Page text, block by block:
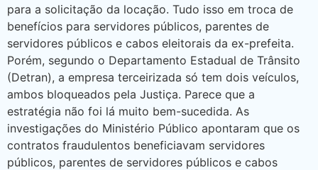
para a solicitação da locação. Tudo isso em troca de
benefícios para servidores públicos, parentes de
servidores públicos e cabos eleitorais da ex-prefeita.
Porém, segundo o Departamento Estadual de Trânsito
(Detran), a empresa terceirizada só tem dois veículos,
ambos bloqueados pela Justiça. Parece que a
estratégia não foi lá muito bem-sucedida. As
investigações do Ministério Público apontaram que os
contratos fraudulentos beneficiavam servidores
públicos, parentes de servidores públicos e cabos